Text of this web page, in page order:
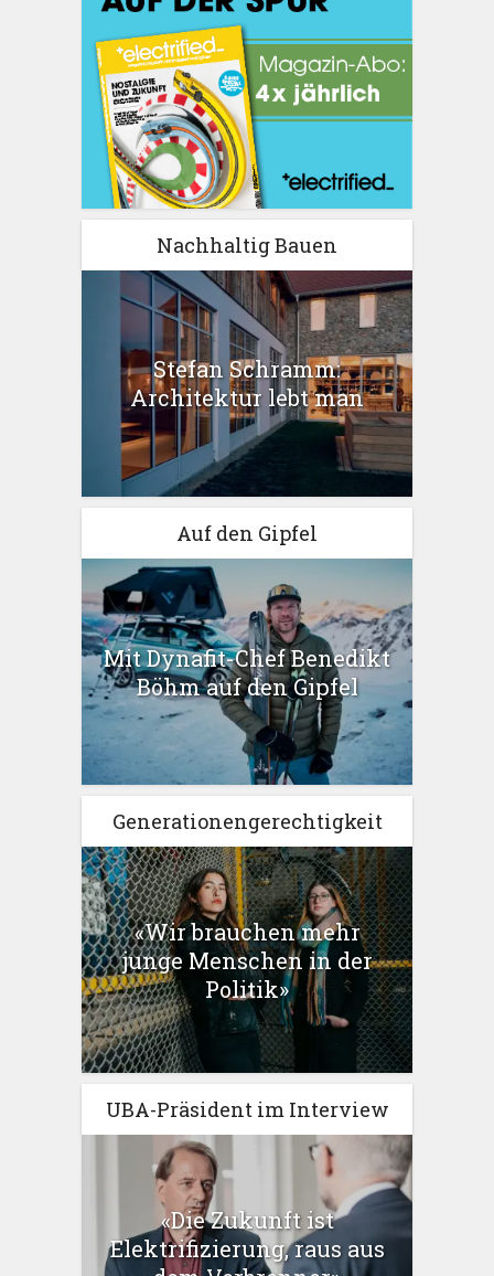
Nachhaltig Bauen
Stefan Schramm:
Architektur lebt man
Auf den Gipfel
Mit Dynafit-Chef Benedikt
Böhm auf den Gipfel
Generationengerechtigkeit
«Wir brauchen mehr
junge Menschen in der
Politik»
UBA-Präsident im Interview
«Die Zukunft ist
Elektrifizierung, raus aus